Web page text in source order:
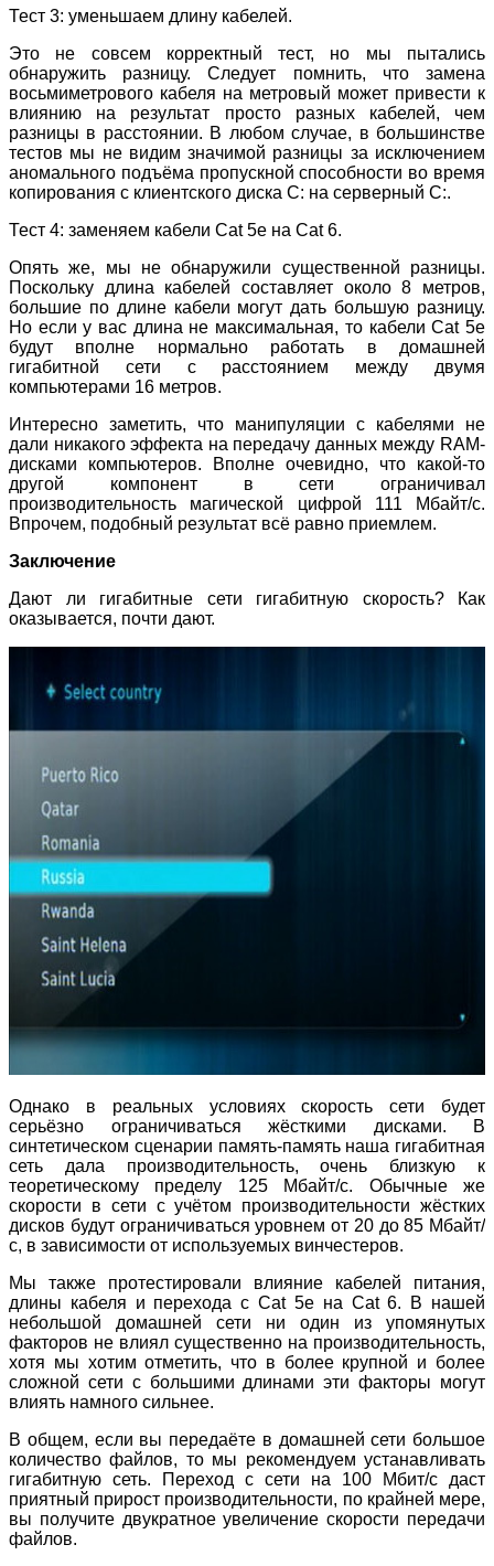
Тест 3: уменьшаем длину кабелей.
Это не совсем корректный тест, но мы пытались
обнаружить разницу. Следует помнить, что замена
восьмиметрового кабеля на метровый может привести к
влиянию на результат просто разных кабелей, чем
разницы в расстоянии. В любом случае, в большинстве
тестов мы не видим значимой разницы за исключением
аномального подъёма пропускной способности во время
копирования с клиентского диска C: на серверный C:.
Тест 4: заменяем кабели Cat 5e на Cat 6.
Опять же, мы не обнаружили существенной разницы.
Поскольку длина кабелей составляет около 8 метров,
большие по длине кабели могут дать большую разницу.
Но если у вас длина не максимальная, то кабели Cat 5e
будут вполне нормально работать в домашней
гигабитной сети с расстоянием между двумя
компьютерами 16 метров.
Интересно заметить, что манипуляции с кабелями не
дали никакого эффекта на передачу данных между RAM-
дисками компьютеров. Вполне очевидно, что какой-то
другой компонент в сети ограничивал
производительность магической цифрой 111 Мбайт/с.
Впрочем, подобный результат всё равно приемлем.
Заключение
Дают ли гигабитные сети гигабитную скорость? Как
оказывается, почти дают.
Однако в реальных условиях скорость сети будет
серьёзно ограничиваться жёсткими дисками. В
синтетическом сценарии память-память наша гигабитная
сеть дала производительность, очень близкую к
теоретическому пределу 125 Мбайт/с. Обычные же
скорости в сети с учётом производительности жёстких
дисков будут ограничиваться уровнем от 20 до 85 Мбайт/
с, в зависимости от используемых винчестеров.
Мы также протестировали влияние кабелей питания,
длины кабеля и перехода с Cat 5e на Cat 6. В нашей
небольшой домашней сети ни один из упомянутых
факторов не влиял существенно на производительность,
хотя мы хотим отметить, что в более крупной и более
сложной сети с большими длинами эти факторы могут
влиять намного сильнее.
В общем, если вы передаёте в домашней сети большое
количество файлов, то мы рекомендуем устанавливать
гигабитную сеть. Переход с сети на 100 Мбит/с даст
приятный прирост производительности, по крайней мере,
вы получите двукратное увеличение скорости передачи
файлов.